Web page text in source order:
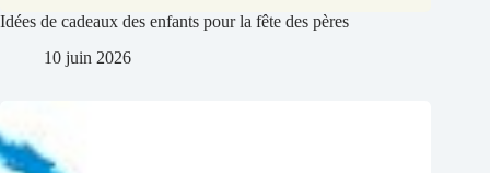
Idées de cadeaux des enfants pour la fête des pères
10 juin 2026